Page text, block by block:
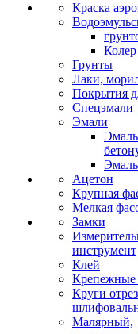
Краска
Колер
Грунты
Лаки,
Покрытия
Спецэмали
Эмали
Ацетон
Крупная
Мелкая
Замки
инструмент
Клей
Крепежные
Круги
Малярный,